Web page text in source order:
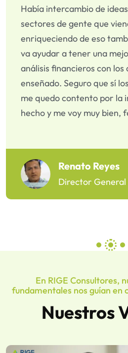
Había intercambio de
sectores de gente que
enriqueciendo de eso
va ayudar a tener una
análisis financieros con los
enseñado. Seguro que sí
me quedo contento por la
hecho y me voy muy bien,
Renato Reyes
Director General
En RIGE Consultores,
fundamentales nos guían en
Nuestros